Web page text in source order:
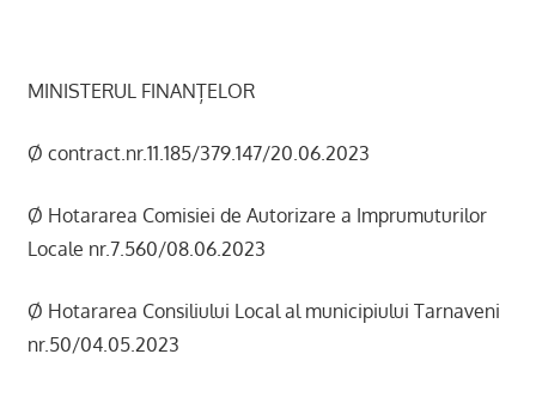
MINISTERUL FINANȚELOR
Ø contract.nr.11.185/379.147/20.06.2023
Ø Hotararea Comisiei de Autorizare a Imprumuturilor
Locale nr.7.560/08.06.2023
Ø Hotararea Consiliului Local al municipiului Tarnaveni
nr.50/04.05.2023